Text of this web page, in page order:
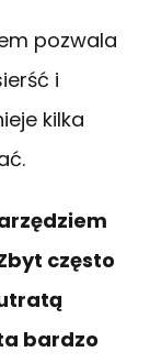
pozwala
i
kilka
często
bardzo